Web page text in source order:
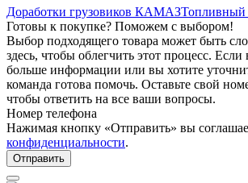
Доработки грузовиков КАМАЗ
Готовы к покупке? Поможем с выбором!
Выбор подходящего товара может быть
здесь, чтобы облегчить этот процесс. Если
больше информации или вы хотите
команда готова помочь. Оставьте свой
чтобы ответить на все ваши вопросы.
Номер телефона
Нажимая кнопку «Отправить» вы
конфиденциальности.
Отправить